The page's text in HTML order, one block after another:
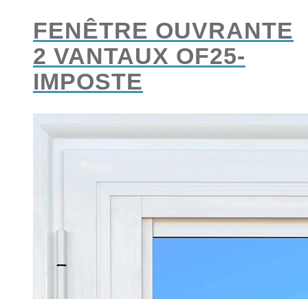
FENÊTRE OUVRANTE
2 VANTAUX OF25-
IMPOSTE